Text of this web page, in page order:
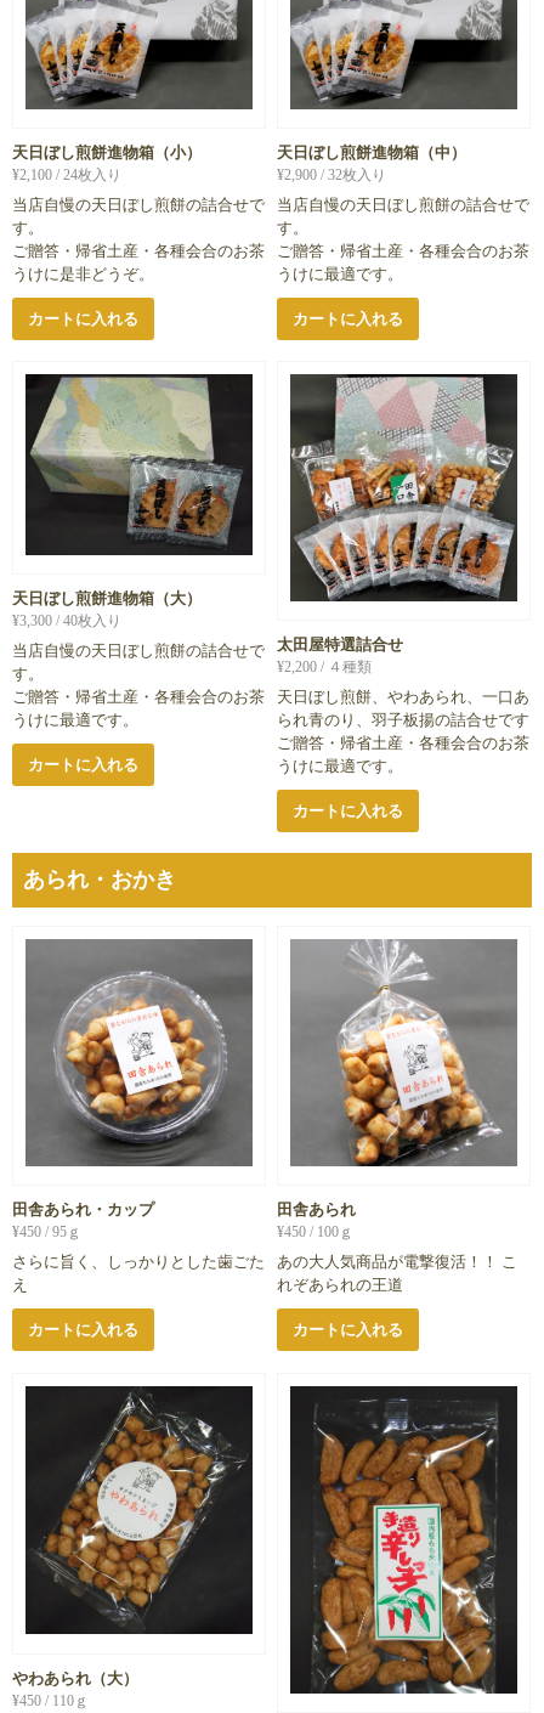
天日ぼし煎餅進物箱（小）
¥2,100 / 24枚入り
当店自慢の天日ぼし煎餅の詰合せで
す。
ご贈答・帰省土産・各種会合のお茶
うけに是非どうぞ。
カートに入れる
天日ぼし煎餅進物箱（中）
¥2,900 / 32枚入り
当店自慢の天日ぼし煎餅の詰合せで
す。
ご贈答・帰省土産・各種会合のお茶
うけに最適です。
カートに入れる
天日ぼし煎餅進物箱（大）
¥3,300 / 40枚入り
当店自慢の天日ぼし煎餅の詰合せで
す。
ご贈答・帰省土産・各種会合のお茶
うけに最適です。
カートに入れる
太田屋特選詰合せ
¥2,200 / ４種類
天日ぼし煎餅、やわあられ、一口あ
られ青のり、羽子板揚の詰合せです
ご贈答・帰省土産・各種会合のお茶
うけに最適です。
カートに入れる
あられ・おかき
田舎あられ・カップ
¥450 / 95ｇ
さらに旨く、しっかりとした歯ごた
え
カートに入れる
田舎あられ
¥450 / 100ｇ
あの大人気商品が電撃復活！！ こ
れぞあられの王道
カートに入れる
やわあられ（大）
¥450 / 110ｇ